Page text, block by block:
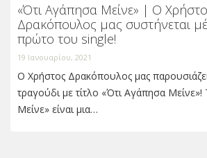
«Ότι Αγάπησα Μείνε» | Ο
Δρακόπουλος μας συστήνεται
πρώτο του single!
19 Ιανουαρίου, 2021
Ο Χρήστος Δρακόπουλος μας
τραγούδι με τίτλο «Ότι Αγάπησα
Μείνε» είναι μια…